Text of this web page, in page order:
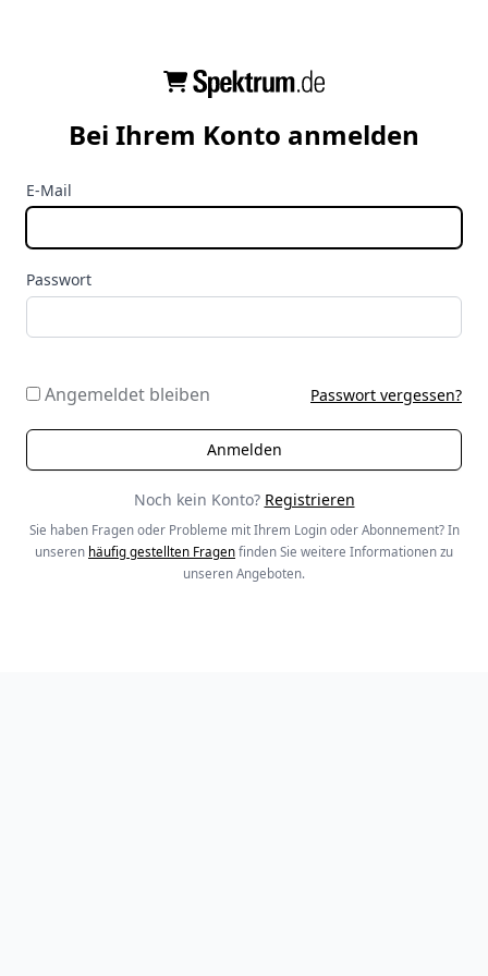
Bei Ihrem Konto anmelden
E-Mail
Passwort
Angemeldet bleiben Passwort vergessen?
Noch kein Konto? Registrieren
Sie haben Fragen oder Probleme mit Ihrem Login oder Abonnement? In
unseren häufig gestellten Fragen finden Sie weitere Informationen zu
unseren Angeboten.